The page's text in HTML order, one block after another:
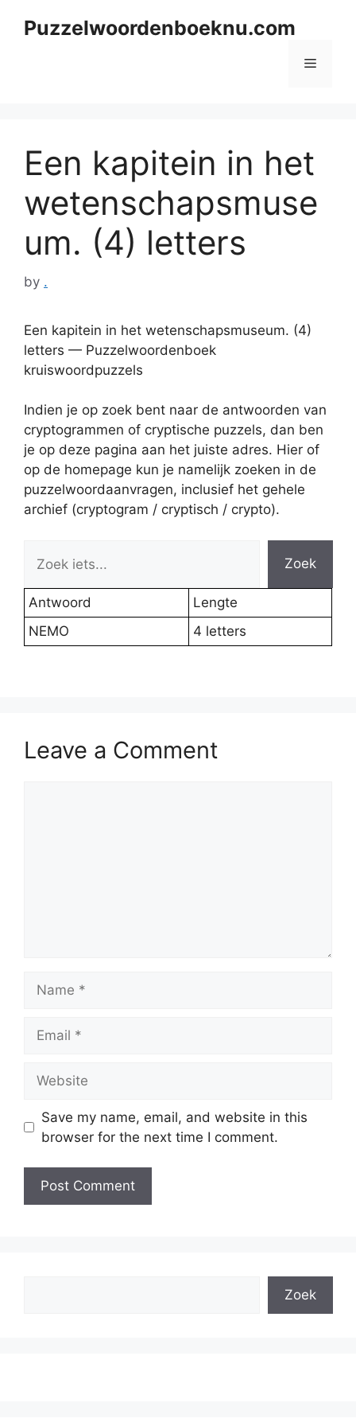
Puzzelwoordenboeknu.com
Menu
Een kapitein in het
wetenschapsmuse
um. (4) letters
by .
Een kapitein in het wetenschapsmuseum. (4)
letters — Puzzelwoordenboek
kruiswoordpuzzels
Indien je op zoek bent naar de antwoorden van
cryptogrammen of cryptische puzzels, dan ben
je op deze pagina aan het juiste adres. Hier of
op de homepage kun je namelijk zoeken in de
puzzelwoordaanvragen, inclusief het gehele
archief (cryptogram / cryptisch / crypto).
Zoek
Antwoord
Lengte
NEMO
4 letters
Leave a Comment
Save my name, email, and website in this
browser for the next time I comment.
Zoek